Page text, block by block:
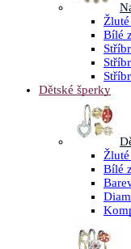
Bílé
Dětské šperky
Bílé